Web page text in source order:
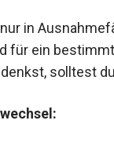
in
für ein
solltest